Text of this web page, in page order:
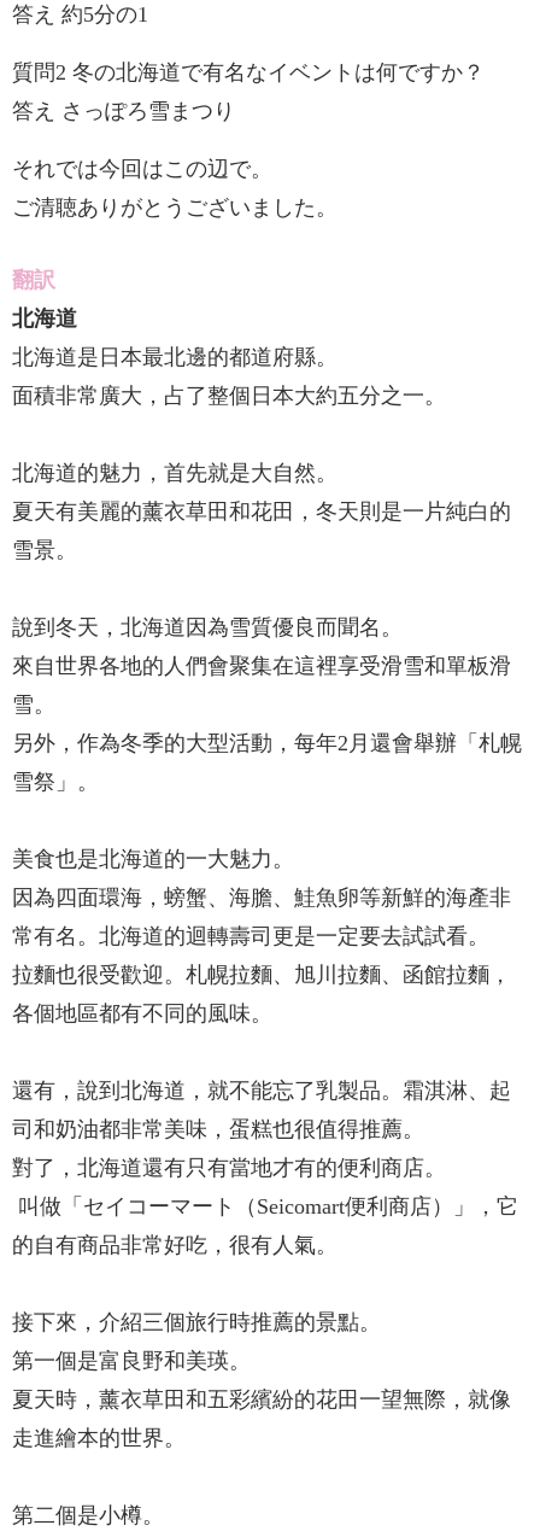
答え 約5分の1
質問2 冬の北海道で有名なイベントは何ですか？
答え さっぽろ雪まつり
それでは今回はこの辺で。
ご清聴ありがとうございました。
翻訳
北海道
北海道是日本最北邊的都道府縣。
面積非常廣大，占了整個日本大約五分之一。
北海道的魅力，首先就是大自然。
夏天有美麗的薰衣草田和花田，冬天則是一片純白的
雪景。
說到冬天，北海道因為雪質優良而聞名。
來自世界各地的人們會聚集在這裡享受滑雪和單板滑
雪。
另外，作為冬季的大型活動，每年2月還會舉辦「札幌
雪祭」。
美食也是北海道的一大魅力。
因為四面環海，螃蟹、海膽、鮭魚卵等新鮮的海產非
常有名。北海道的迴轉壽司更是一定要去試試看。
拉麵也很受歡迎。札幌拉麵、旭川拉麵、函館拉麵，
各個地區都有不同的風味。
還有，說到北海道，就不能忘了乳製品。霜淇淋、起
司和奶油都非常美味，蛋糕也很值得推薦。
對了，北海道還有只有當地才有的便利商店。
叫做「セイコーマート（Seicomart便利商店）」，它
的自有商品非常好吃，很有人氣。
接下來，介紹三個旅行時推薦的景點。
第一個是富良野和美瑛。
夏天時，薰衣草田和五彩繽紛的花田一望無際，就像
走進繪本的世界。
第二個是小樽。